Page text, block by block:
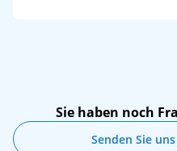
Sie haben noch
Senden Sie